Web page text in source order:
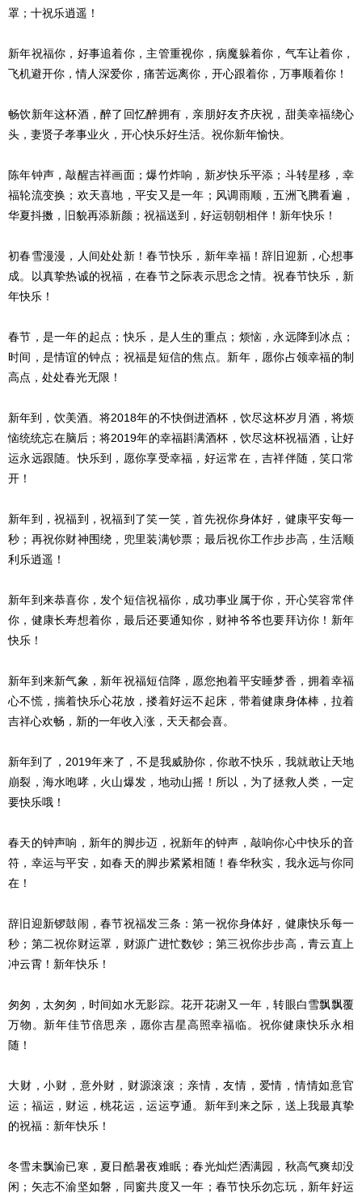
罩；十祝乐逍遥！
新年祝福你，好事追着你，主管重视你，病魔躲着你，气车让着你，
飞机避开你，情人深爱你，痛苦远离你，开心跟着你，万事顺着你！
畅饮新年这杯酒，醉了回忆醉拥有，亲朋好友齐庆祝，甜美幸福绕心
头，妻贤子孝事业火，开心快乐好生活。祝你新年愉快。
陈年钟声，敲醒吉祥画面；爆竹炸响，新岁快乐平添；斗转星移，幸
福轮流变换；欢天喜地，平安又是一年；风调雨顺，五洲飞腾看遍，
华夏抖擞，旧貌再添新颜；祝福送到，好运朝朝相伴！新年快乐！
初春雪漫漫，人间处处新！春节快乐，新年幸福！辞旧迎新，心想事
成。以真挚热诚的祝福，在春节之际表示思念之情。祝春节快乐，新
年快乐！
春节，是一年的起点；快乐，是人生的重点；烦恼，永远降到冰点；
时间，是情谊的钟点；祝福是短信的焦点。新年，愿你占领幸福的制
高点，处处春光无限！
新年到，饮美酒。将2018年的不快倒进酒杯，饮尽这杯岁月酒，将烦
恼统统忘在脑后；将2019年的幸福斟满酒杯，饮尽这杯祝福酒，让好
运永远跟随。快乐到，愿你享受幸福，好运常在，吉祥伴随，笑口常
开！
新年到，祝福到，祝福到了笑一笑，首先祝你身体好，健康平安每一
秒；再祝你财神围绕，兜里装满钞票；最后祝你工作步步高，生活顺
利乐逍遥！
新年到来恭喜你，发个短信祝福你，成功事业属于你，开心笑容常伴
你，健康长寿想着你，最后还要通知你，财神爷爷也要拜访你！新年
快乐！
新年到来新气象，新年祝福短信降，愿您抱着平安睡梦香，拥着幸福
心不慌，揣着快乐心花放，搂着好运不起床，带着健康身体棒，拉着
吉祥心欢畅，新的一年收入涨，天天都会喜。
新年到了，2019年来了，不是我威胁你，你敢不快乐，我就敢让天地
崩裂，海水咆哮，火山爆发，地动山摇！所以，为了拯救人类，一定
要快乐哦！
春天的钟声响，新年的脚步迈，祝新年的钟声，敲响你心中快乐的音
符，幸运与平安，如春天的脚步紧紧相随！春华秋实，我永远与你同
在！
辞旧迎新锣鼓闹，春节祝福发三条：第一祝你身体好，健康快乐每一
秒；第二祝你财运罩，财源广进忙数钞；第三祝你步步高，青云直上
冲云霄！新年快乐！
匆匆，太匆匆，时间如水无影踪。花开花谢又一年，转眼白雪飘飘覆
万物。新年佳节倍思亲，愿你吉星高照幸福临。祝你健康快乐永相
随！
大财，小财，意外财，财源滚滚；亲情，友情，爱情，情情如意官
运；福运，财运，桃花运，运运亨通。新年到来之际，送上我最真挚
的祝福：新年快乐！
冬雪未飘渝已寒，夏日酷暑夜难眠；春光灿烂洒满园，秋高气爽却没
闲；矢志不渝坚如磐，同窗共度又一年；春节快乐勿忘玩，新年好运